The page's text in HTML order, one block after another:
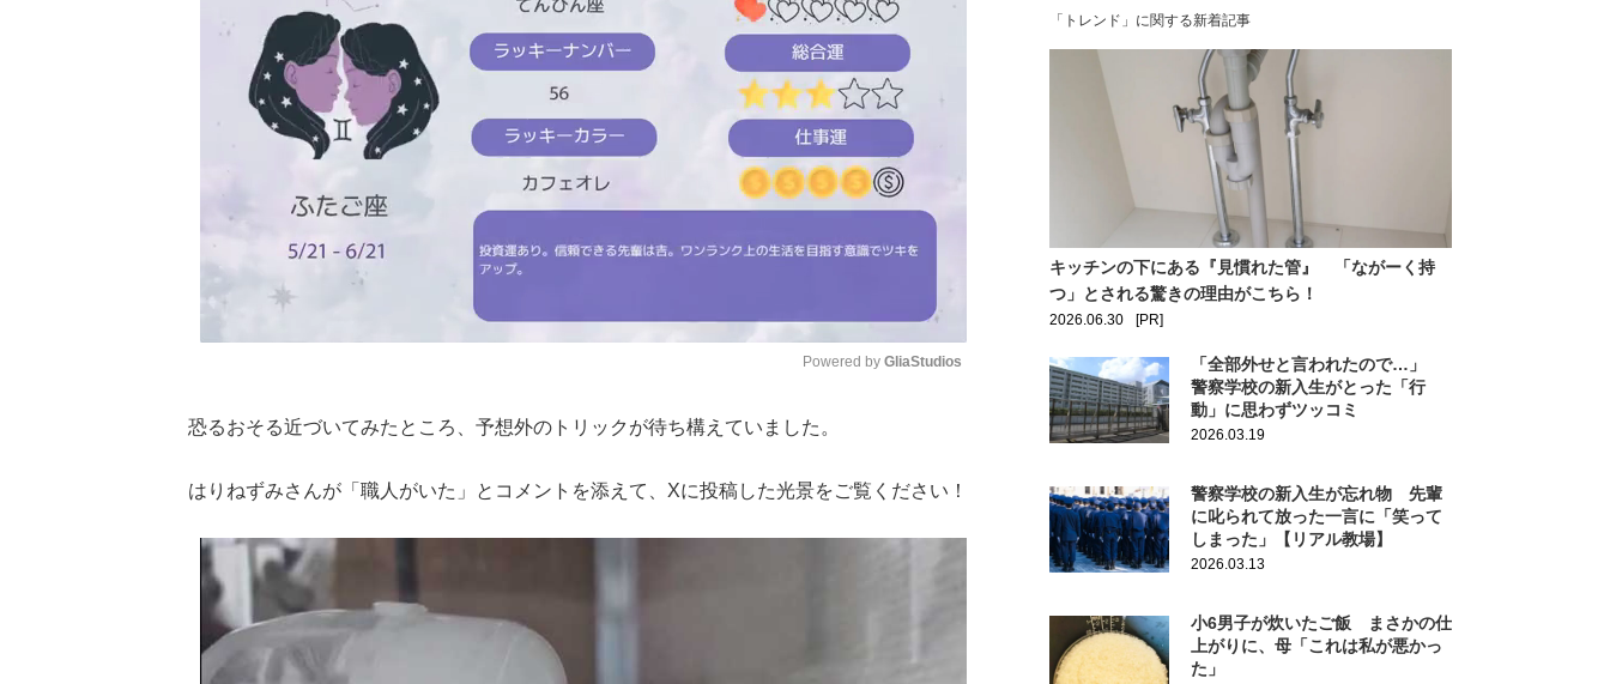
Powered by GliaStudios
恐るおそる近づいてみたところ、予想外のトリックが待ち構えていました。
はりねずみさんが「職人がいた」とコメントを添えて、Xに投稿した光景をご覧ください！
「トレンド」に関する新着記事
キッチンの下にある『見慣れた管』 「ながーく持
つ」とされる驚きの理由がこちら！
2026.06.30 [PR]
「全部外せと言われたので…」
警察学校の新入生がとった「行
動」に思わずツッコミ
2026.03.19
警察学校の新入生が忘れ物 先輩
に叱られて放った一言に「笑って
しまった」【リアル教場】
2026.03.13
小6男子が炊いたご飯 まさかの仕
上がりに、母「これは私が悪かっ
た」